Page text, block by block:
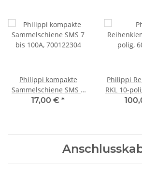
Philippi kompakte
Sammelschiene SMS 7
bis 100A, 700122304
17,00 € *
Philippi
RKL 10-